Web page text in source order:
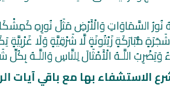
نُورُ السَّمَاوَاتِ وَالْأَرْضِ مَثَلُ نُورِهِ
مُّبَارَكَةٍ زَيْتُونَةٍ لَّا شَرْقِيَّةٍ وَلَا غَرْبِيَّةٍ
وَيَضْرِبُ اللَّـهُ الْأَمْثَالَ لِلنَّاسِ وَاللَّـهُ بِكُلِّ
الاستشفاء بها مع باقي آيات